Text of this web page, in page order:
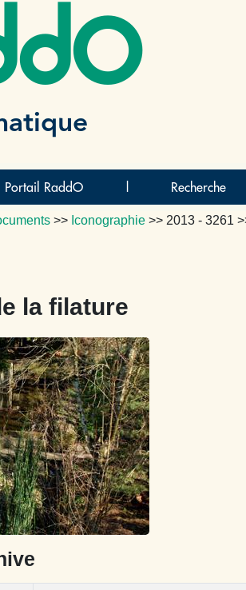
Portail RaddO Recherche
>> Iconographie >> 2013 - 3261
la filature